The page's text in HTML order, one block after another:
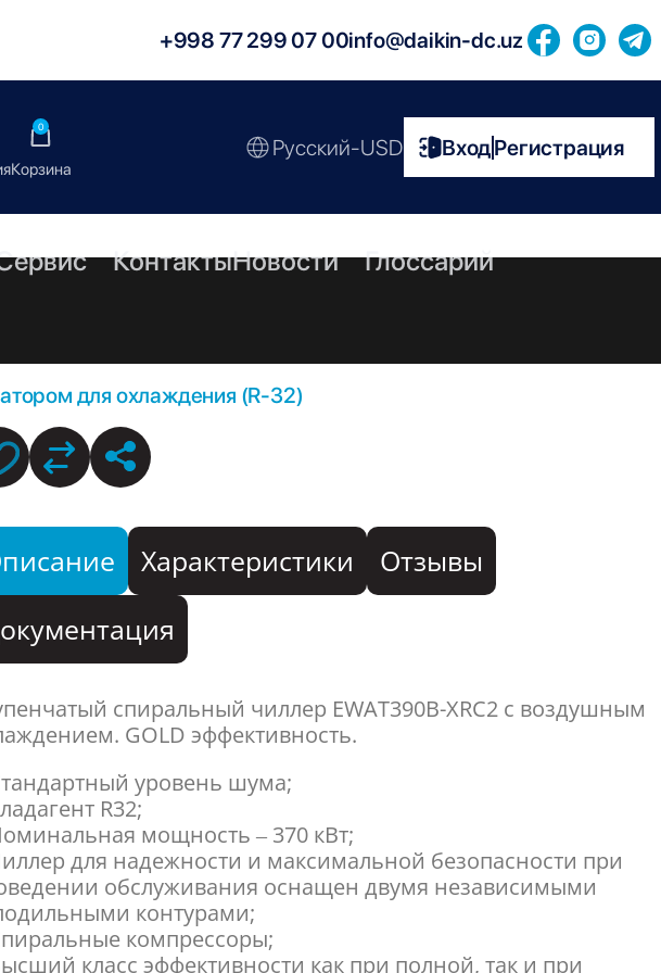
+998 77 299 07 00info@daikin-dc.uz
0
Русский-USD ВходРегистрация
КонтактыНовости Глоссарий
для охлаждения (R-32)
Характеристики
Отзывы
спиральный чиллер EWAT390B-XRC2 с воздушным
GOLD эффективность.
уровень шума;
R32;
мощность – 370 кВт;
для надежности и максимальной безопасности при
обслуживания оснащен двумя независимыми
контурами;
компрессоры;
класс эффективности как при полной, так и при